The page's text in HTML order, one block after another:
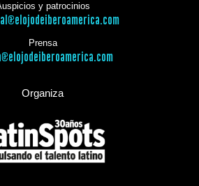
y patrocinios
Prensa
Organiza